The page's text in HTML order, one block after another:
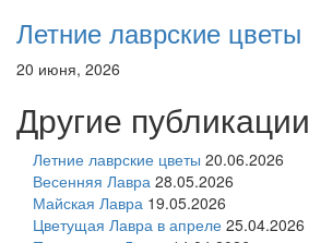
Летние лаврские цветы
20 июня, 2026
Другие публикации
Летние лаврские цветы 20.06.2026
Весенняя Лавра 28.05.2026
Майская Лавра 19.05.2026
Цветущая Лавра в апреле 25.04.2026